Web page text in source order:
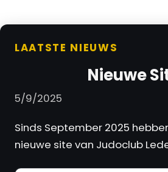
LAATSTE NIEUWS
Nieuwe
5/9/2025
Sinds September 2025
nieuwe site van Judoclub